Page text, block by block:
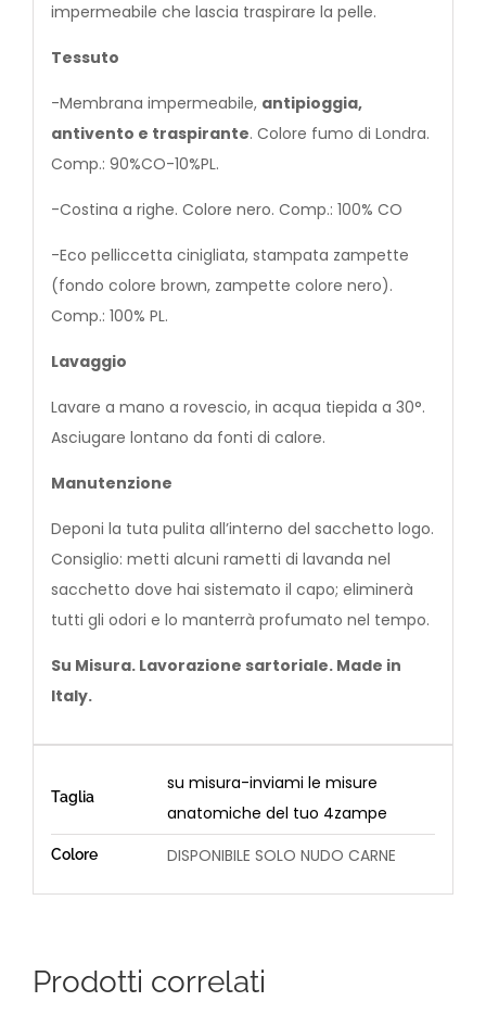
impermeabile che lascia traspirare la pelle.
Tessuto
-Membrana impermeabile, antipioggia,
antivento e traspirante. Colore fumo di Londra.
Comp.: 90%CO-10%PL.
-Costina a righe. Colore nero. Comp.: 100% CO
-Eco pelliccetta cinigliata, stampata zampette
(fondo colore brown, zampette colore nero).
Comp.: 100% PL.
Lavaggio
Lavare a mano a rovescio, in acqua tiepida a 30°.
Asciugare lontano da fonti di calore.
Manutenzione
Deponi la tuta pulita all’interno del sacchetto logo.
Consiglio: metti alcuni rametti di lavanda nel
sacchetto dove hai sistemato il capo; eliminerà
tutti gli odori e lo manterrà profumato nel tempo.
Su Misura. Lavorazione sartoriale. Made in
Italy.
Taglia
su misura-inviami le misure
anatomiche del tuo 4zampe
Colore DISPONIBILE SOLO NUDO CARNE
Prodotti correlati